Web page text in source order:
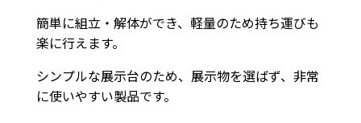
簡単に組立・解体ができ、軽量のため持ち運びも
楽に行えます。
シンプルな展示台のため、展示物を選ばず、非常
に使いやすい製品です。